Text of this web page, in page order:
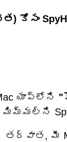
కోసం
Mac యాప్‌లోని
తర్వాత,